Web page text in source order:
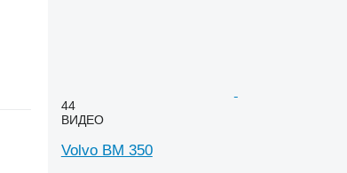
44
ВИДЕО
Volvo BM 350